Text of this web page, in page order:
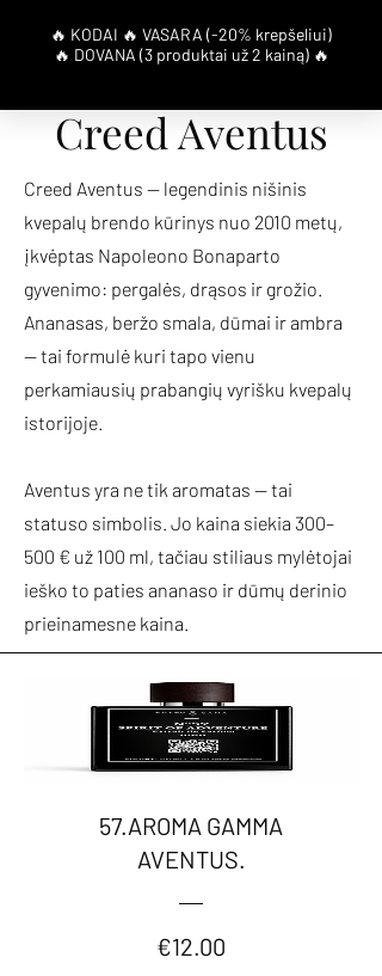
Creed Aventus
Creed Aventus — legendinis nišinis
kvepalų brendo kūrinys nuo 2010 metų,
įkvėptas Napoleono Bonaparto
gyvenimo: pergalės, drąsos ir grožio.
Ananasas, beržo smala, dūmai ir ambra
— tai formulė kuri tapo vienu
perkamiausių prabangių vyrišku kvepalų
istorijoje.
Aventus yra ne tik aromatas — tai
statuso simbolis. Jo kaina siekia 300–
500 € už 100 ml, tačiau stiliaus mylėtojai
ieško to paties ananaso ir dūmų derinio
prieinamesne kaina.
57.AROMA GAMMA
AVENTUS.
€12.00